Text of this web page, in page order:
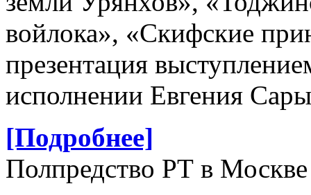
войлока», «Скифские
презентация
исполнении Евгения
[Подробнее]
Полпредство РТ в Москве